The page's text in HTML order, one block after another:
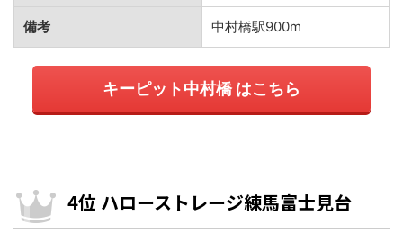
備考 中村橋駅900m
キーピット中村橋 はこちら
4位 ハローストレージ練馬富士見台